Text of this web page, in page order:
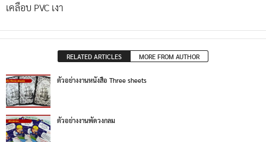
เคลือบ PVC เงา
RELATED ARTICLES MORE FROM AUTHOR
ตัวอย่างงานหนังสือ Three sheets
ตัวอย่างงานพัดวงกลม